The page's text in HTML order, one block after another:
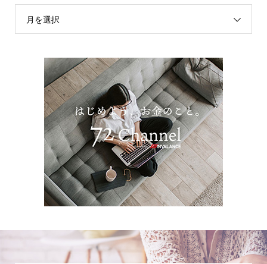
月を選択